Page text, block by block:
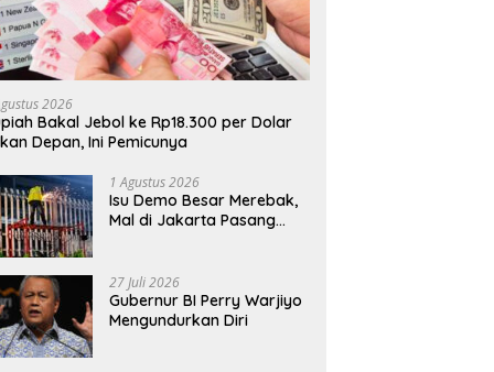
2026
Bakal Jebol ke Rp18.300 per Dolar
Depan, Ini Pemicunya
1 Agustus 2026
Isu Demo Besar Merebak,
Mal di Jakarta Pasang
27 Juli 2026
Gubernur BI Perry Warjiyo
Mengundurkan Diri